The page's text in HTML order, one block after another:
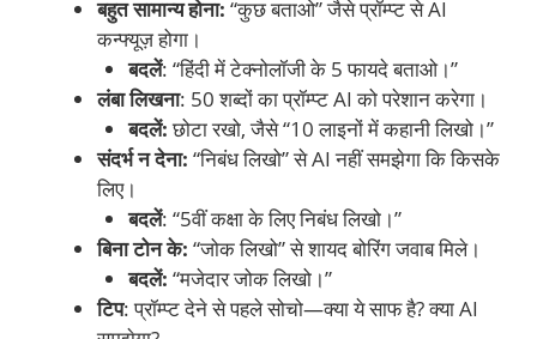
बहुत सामान्य होना: “कुछ बताओ” जैसे प्रॉम्प्ट से AI
कन्फ्यूज़ होगा।
बदलें: “हिंदी में टेक्नोलॉजी के 5 फायदे बताओ।”
लंबा लिखना: 50 शब्दों का प्रॉम्प्ट AI को परेशान करेगा।
बदलें:छोटा रखो, जैसे “10 लाइनों में कहानी लिखो।”
संदर्भ न देना: “निबंध लिखो” से AI नहीं समझेगा कि किसके
लिए।
बदलें: “5वीं कक्षा के लिए निबंध लिखो।”
बिना टोन के: “जोक लिखो” से शायद बोरिंग जवाब मिले।
बदलें: “मजेदार जोक लिखो।”
टिप: प्रॉम्प्ट देने से पहले सोचो—क्या ये साफ है? क्या AI